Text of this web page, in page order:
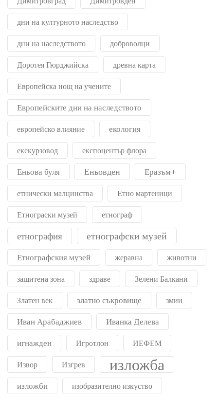
дни на културното наследство
дни на наследството доброволци
Доротея Гюрджийска древна карта
Европейска нощ на учените
Европейските дни на наследството
европейско влияние екология
екскурзовод експоцентър флора
Еньова буля Еньовден Еразъм+
етнически малцинства Етно мартеници
Етнограски музей етнограф
етнография етнографски музей
Етнографския музей жеравна животни
защитена зона здраве Зелени Балкани
Златен век златно съкровище змии
Иван Арабаджиев Иванка Делева
игнажден Игротлон ИЕФЕМ
Извор Изгрев изложба
изложби изобразително изкуство